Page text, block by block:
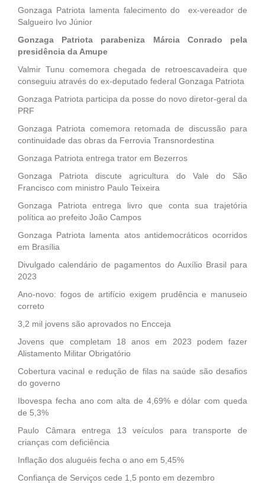
Gonzaga Patriota lamenta falecimento do ex-vereador de
Salgueiro Ivo Júnior
Gonzaga Patriota parabeniza Márcia Conrado pela
presidência da Amupe
Valmir Tunu comemora chegada de retroescavadeira que
conseguiu através do ex-deputado federal Gonzaga Patriota
Gonzaga Patriota participa da posse do novo diretor-geral da
PRF
Gonzaga Patriota comemora retomada de discussão para
continuidade das obras da Ferrovia Transnordestina
Gonzaga Patriota entrega trator em Bezerros
Gonzaga Patriota discute agricultura do Vale do São
Francisco com ministro Paulo Teixeira
Gonzaga Patriota entrega livro que conta sua trajetória
política ao prefeito João Campos
Gonzaga Patriota lamenta atos antidemocráticos ocorridos
em Brasília
Divulgado calendário de pagamentos do Auxílio Brasil para
2023
Ano-novo: fogos de artifício exigem prudência e manuseio
correto
3,2 mil jovens são aprovados no Encceja
Jovens que completam 18 anos em 2023 podem fazer
Alistamento Militar Obrigatório
Cobertura vacinal e redução de filas na saúde são desafios
do governo
Ibovespa fecha ano com alta de 4,69% e dólar com queda
de 5,3%
Paulo Câmara entrega 13 veículos para transporte de
crianças com deficiência
Inflação dos aluguéis fecha o ano em 5,45%
Confiança de Serviços cede 1,5 ponto em dezembro